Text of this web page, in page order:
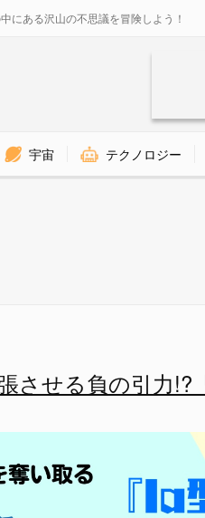
にある沢山の不思議を冒険しよう！
宇宙 テクノロジー
させる負の引力